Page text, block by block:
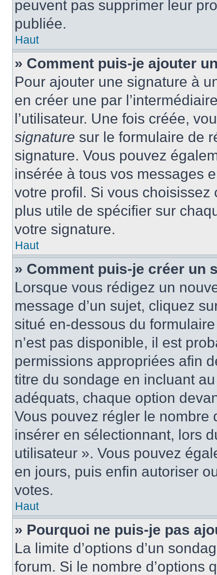
peuvent pas supprimer leur
publiée.
Haut
» Comment puis-je ajouter
Pour ajouter une signature à
en créer une par
l’utilisateur. Une fois créée,
signature sur le formulaire de
signature. Vous pouvez
insérée à tous vos messages
votre profil. Si vous
plus utile de spécifier sur
votre signature.
Haut
» Comment puis-je créer un
Lorsque vous rédigez un
message d’un sujet, cliquez
situé en-dessous du
n’est pas disponible, il est
permissions appropriées afin
titre du sondage en incluant
adéquats, chaque option
Vous pouvez régler le nombre
insérer en sélectionnant, lors
utilisateur ». Vous pouvez
en jours, puis enfin autoriser
votes.
Haut
» Pourquoi ne puis-je pas
La limite d’options d’un
forum. Si le nombre d’options